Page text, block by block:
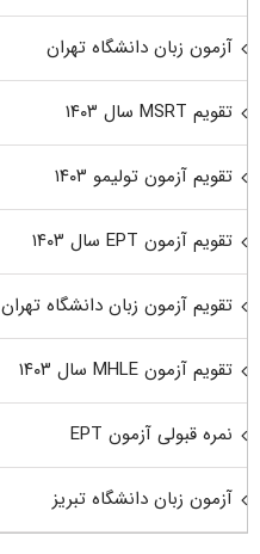
آزمون زبان دانشگاه تهران
تقویم MSRT سال ۱۴۰۳
تقویم آزمون تولیمو ۱۴۰۳
تقویم آزمون EPT سال ۱۴۰۳
تقویم آزمون زبان دانشگاه تهران ۱۴۰۳
تقویم آزمون MHLE سال ۱۴۰۳
نمره قبولی آزمون EPT
آزمون زبان دانشگاه تبریز